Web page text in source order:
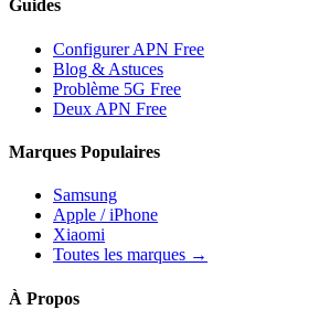
Guides
Configurer APN Free
Blog & Astuces
Problème 5G Free
Deux APN Free
Marques Populaires
Samsung
Apple / iPhone
Xiaomi
Toutes les marques →
À Propos